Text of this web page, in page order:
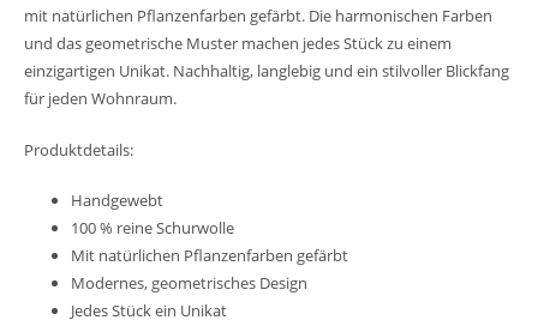
399,00 €349,00 €.
mit natürlichen Pflanzenfarben gefärbt. Die harmonischen Farben
und das geometrische Muster machen jedes Stück zu einem
einzigartigen Unikat. Nachhaltig, langlebig und ein stilvoller Blickfang
für jeden Wohnraum.
Produktdetails:
Handgewebt
100 % reine Schurwolle
Mit natürlichen Pflanzenfarben gefärbt
Modernes, geometrisches Design
Jedes Stück ein Unikat